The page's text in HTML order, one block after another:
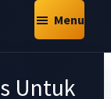
Menu
Untuk